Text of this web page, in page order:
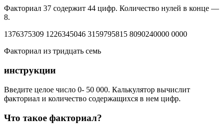
Факториал 37 содержит 44 цифр. Количество нулей в конце —
8.
1376375309 1226345046 3159795815 8090240000 0000
Факториал из тридцать семь
инструкции
Введите целое число 0- 50 000. Калькулятор вычислит
факториал и количество содержащихся в нем цифр.
Что такое факториал?